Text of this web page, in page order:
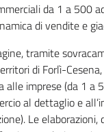
da 1 a 500
di vendite e
tramite
di Forlì-
alle imprese (da 1 a
al dettaglio e
Le elaborazioni,